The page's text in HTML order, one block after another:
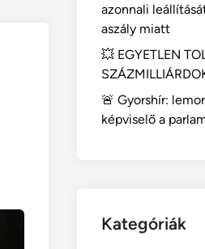
azonnali
aszály miatt
💥 EGYETLEN
🚨 Gyorshír:
képviselő a
Kategóriák